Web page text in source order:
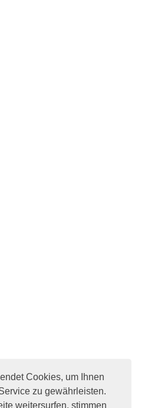
Cookies, um Ihnen
zu gewährleisten.
weitersurfen, stimmen